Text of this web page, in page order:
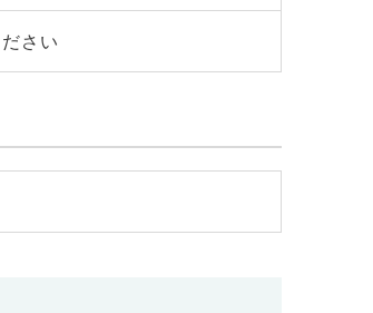
さい